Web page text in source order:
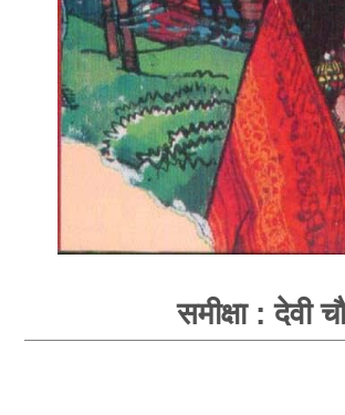
समीक्षा : देवी